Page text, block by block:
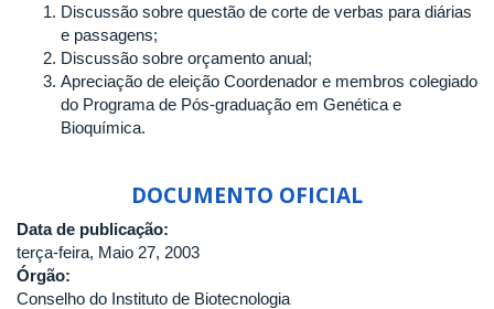
Discussão sobre questão de corte de verbas para diárias
e passagens;
Discussão sobre orçamento anual;
Apreciação de eleição Coordenador e membros colegiado
do Programa de Pós-graduação em Genética e
Bioquímica.
DOCUMENTO OFICIAL
Data de publicação:
terça-feira, Maio 27, 2003
Órgão:
Conselho do Instituto de Biotecnologia